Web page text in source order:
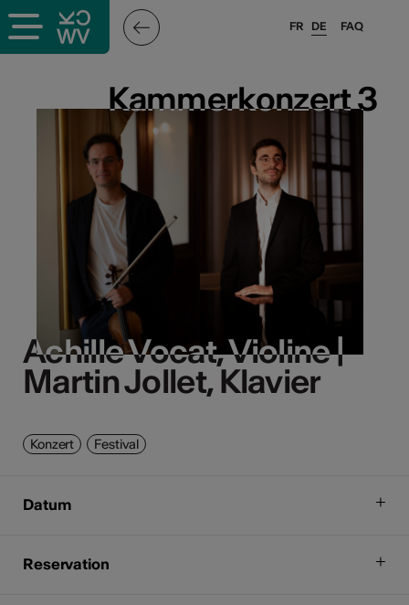
FAQ
FR DE
Kammerkonzert 3
Achille Vocat, Violine |
Martin Jollet, Klavier
Kammerkonzert 3
Achille Vocat, Violine |
Martin Jollet, Klavier
Konzert Festival
Datum
Reservation